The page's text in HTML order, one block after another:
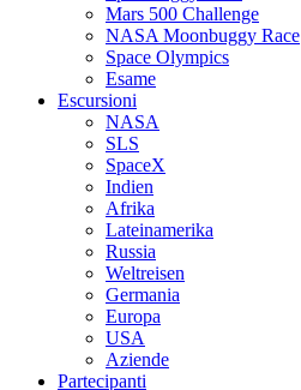
Mars 500 Challenge
NASA Moonbuggy Race
Space Olympics
Esame
Escursioni
NASA
SLS
SpaceX
Indien
Afrika
Lateinamerika
Russia
Weltreisen
Germania
Europa
USA
Aziende
Partecipanti